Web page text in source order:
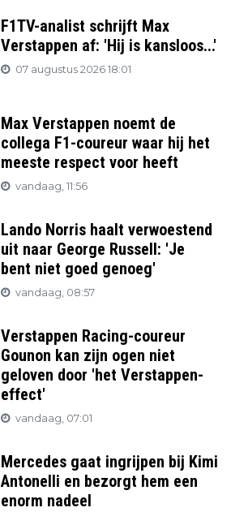
F1TV-analist schrijft Max
Verstappen af: 'Hij is kansloos...'
07 augustus 2026 18:01
Max Verstappen noemt de
collega F1-coureur waar hij het
meeste respect voor heeft
vandaag, 11:56
Lando Norris haalt verwoestend
uit naar George Russell: 'Je
bent niet goed genoeg'
vandaag, 08:57
Verstappen Racing-coureur
Gounon kan zijn ogen niet
geloven door 'het Verstappen-
effect'
vandaag, 07:01
Mercedes gaat ingrijpen bij Kimi
Antonelli en bezorgt hem een
enorm nadeel